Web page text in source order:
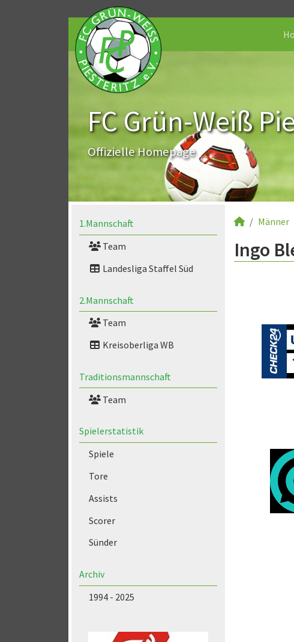
FC Grün-Weiß
Offizielle Homepage
1.Mannschaft
Team
Landesliga Staffel Süd
2.Mannschaft
Team
Kreisoberliga WB
Traditionsmannschaft
Team
Spielerstatistik
Spiele
Tore
Assists
Scorer
Sünder
Archiv
1994 - 2025
Männer
Ingo